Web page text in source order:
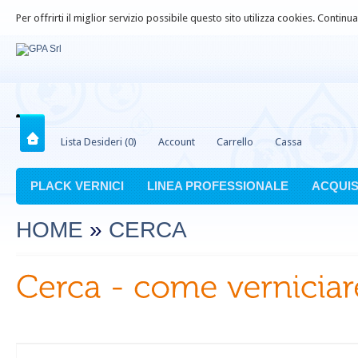
Per offrirti il miglior servizio possibile questo sito utilizza cookies.
Lista Desideri (0) Account Carrello Cassa
PLACK VERNICI LINEA PROFESSIONALE
HOME » CERCA